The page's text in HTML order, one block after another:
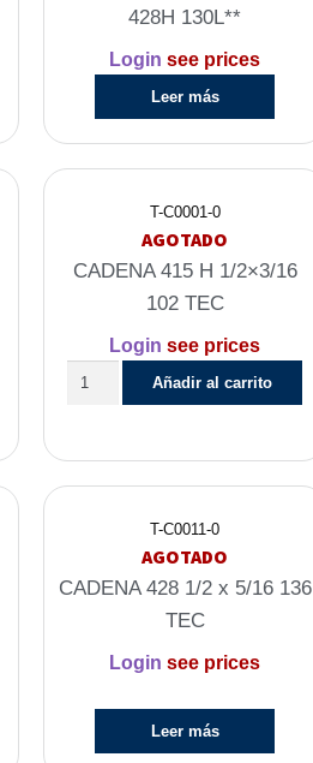
428H 130L**
Login see prices
Leer más
T-C0001-0
AGOTADO
CADENA 415 H 1/2×3/16
102 TEC
Login see prices
Añadir al carrito
T-C0011-0
AGOTADO
CADENA 428 1/2 x 5/16 136
TEC
Login see prices
Leer más